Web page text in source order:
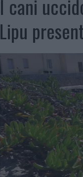
I cani
Lipu